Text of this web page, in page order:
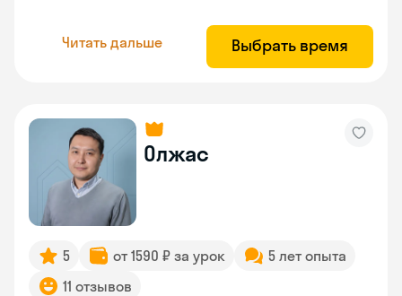
Читать дальше Выбрать время
Олжас
5 от 1590 ₽ за урок
5 лет опыта
11 отзывов